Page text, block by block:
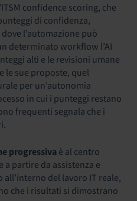
confidence scoring, che
di confidenza,
l’automazione può
determinato workflow l’AI
alti e le revisioni umane
le sue proposte, quel
per un’autonomia
in cui i punteggi restano
frequenti segnala che i
progressivaè al centro
a partire da assistenza e
del lavoro IT reale,
che i risultati si dimostrano